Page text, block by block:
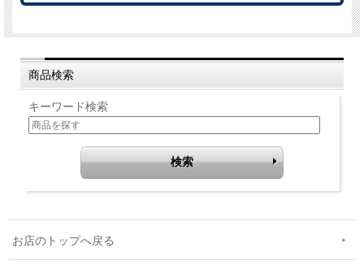
商品検索
キーワード検索
お店のトップへ戻る